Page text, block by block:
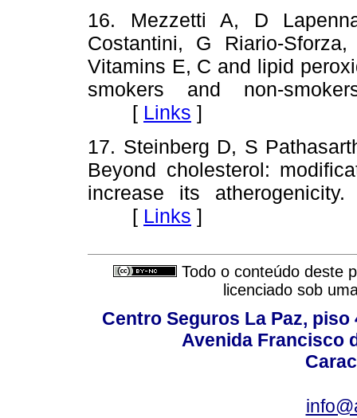
16. Mezzetti A, D
Costantini, G Riario-
Vitamins E, C and lipid
smokers and non-
[ Links ]
17. Steinberg D, S
Beyond cholesterol:
increase its
[ Links ]
Todo o conteúdo deste
licenciado sob
Centro Seguros La Paz,
Avenida Francisco